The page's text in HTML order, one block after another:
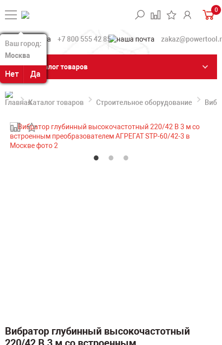
Ваш город:
Москва
Нет Да
Ваш город:
Москва
Нет Да
0
+7 800 555 42 85
Каталог товаров
Каталог товаров Строительное оборудование
Вибратор глубинный высокочастотный